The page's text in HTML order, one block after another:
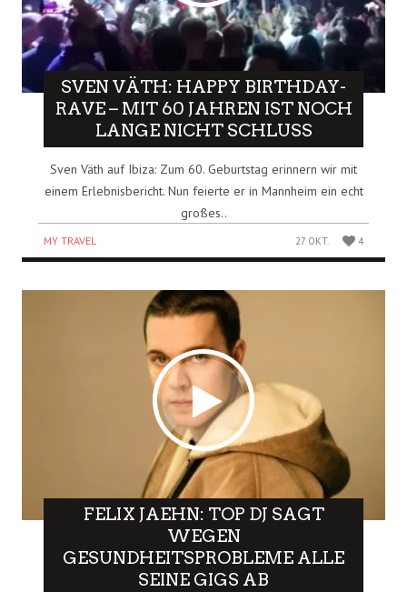
SVEN VÄTH: HAPPY BIRTHDAY-
RAVE – MIT 60 JAHREN IST NOCH
LANGE NICHT SCHLUSS
Sven Väth auf Ibiza: Zum 60. Geburtstag erinnern wir mit
einem Erlebnisbericht. Nun feierte er in Mannheim ein echt
großes..
MY TRAVEL 27 OKT. 4
FELIX JAEHN: TOP DJ SAGT
WEGEN
GESUNDHEITSPROBLEME ALLE
SEINE GIGS AB